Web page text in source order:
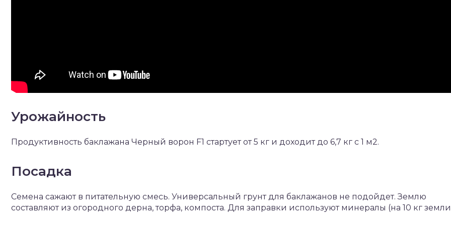
Урожайность
Продуктивность баклажана Черный ворон F1 стартует от 5 кг и доходит до 6,7 кг с 1 м2.
Посадка
Семена сажают в питательную смесь. Универсальный грунт для баклажанов не подойдет. Землю
составляют из огородного дерна, торфа, компоста. Для заправки используют минералы (на 10 кг